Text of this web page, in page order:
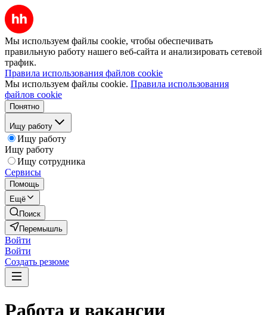
Мы используем файлы cookie, чтобы обеспечивать
правильную работу нашего веб-сайта и анализировать сетевой
трафик.
Правила использования файлов cookie
Мы используем файлы cookie. Правила использования
файлов cookie
Понятно
Ищу работу
Ищу работу
Ищу работу
Ищу сотрудника
Сервисы
Помощь
Ещё
Поиск
Перемышль
Войти
Войти
Создать резюме
Работа и вакансии